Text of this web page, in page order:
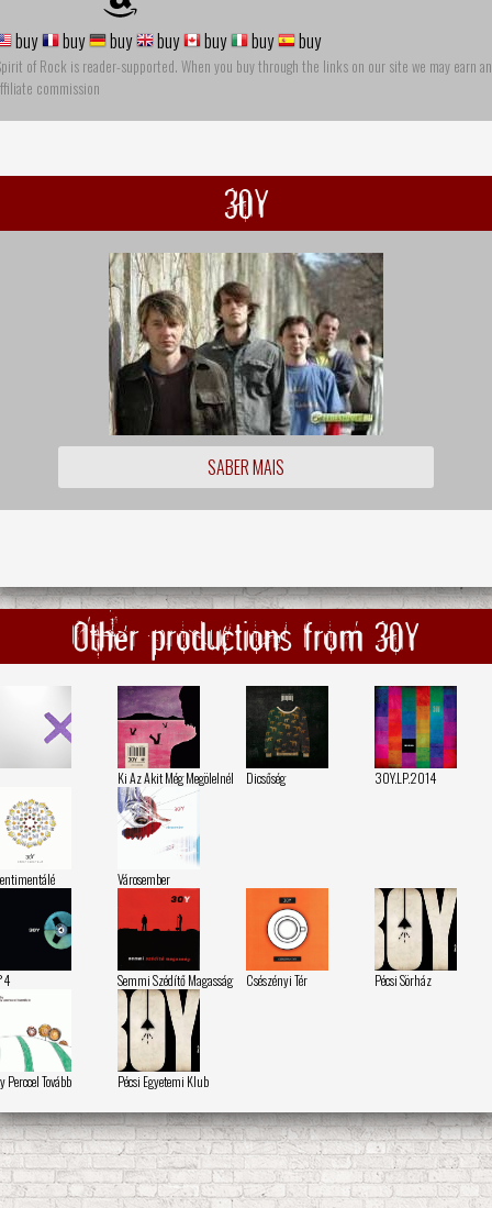
buy buy buy buy buy buy buy
of Rock is reader-supported. When you buy through the links on our site we may earn an
commission
30Y
SABER MAIS
Other productions from 30Y
Ki Az Akit Még Megölelnél Dicsőség 30Y.LP.2014
Városember
Semmi Szédítő Magasság Csészényi Tér Pécsi Sörház
Perccel Tovább Pécsi Egyetemi Klub